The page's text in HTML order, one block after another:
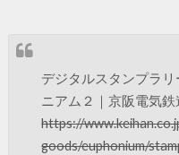
デジタルスタンプラ
ニアム２｜京阪電気鉄
https://
goods/euphonium/